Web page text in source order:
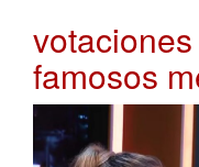
famosos